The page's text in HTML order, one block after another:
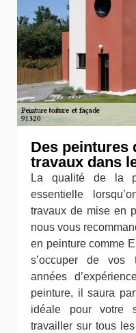
Des peintures
travaux dans
La qualité de la
essentielle
travaux de mise en
nous vous
en peinture comme
s’occuper de vos
années
peinture, il saura
idéale pour votre
travailler sur tous